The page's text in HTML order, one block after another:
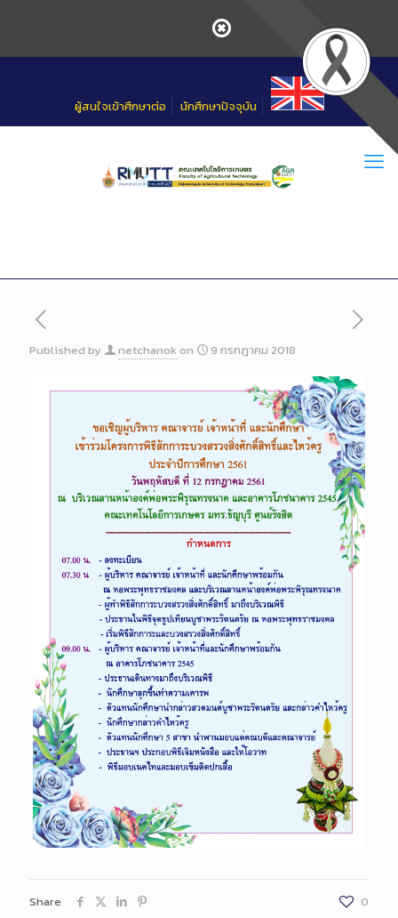
ผู้สนใจเข้าศึกษาต่อ นักศึกษาปัจจุบัน
Published by netchanok on 9 กรกฎาคม 2018
Share 0